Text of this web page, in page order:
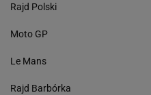
Rajd Polski
Moto GP
Le Mans
Rajd Barbórka